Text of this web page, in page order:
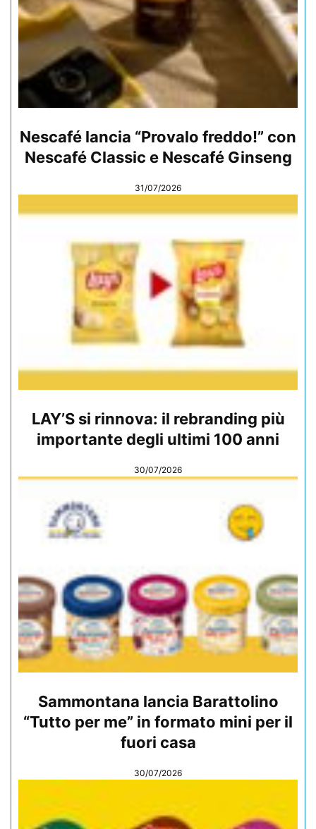
Nescafé lancia “Provalo freddo!” con
Nescafé Classic e Nescafé Ginseng
31/07/2026
LAY’S si rinnova: il rebranding più
importante degli ultimi 100 anni
30/07/2026
Sammontana lancia Barattolino
“Tutto per me” in formato mini per il
fuori casa
30/07/2026